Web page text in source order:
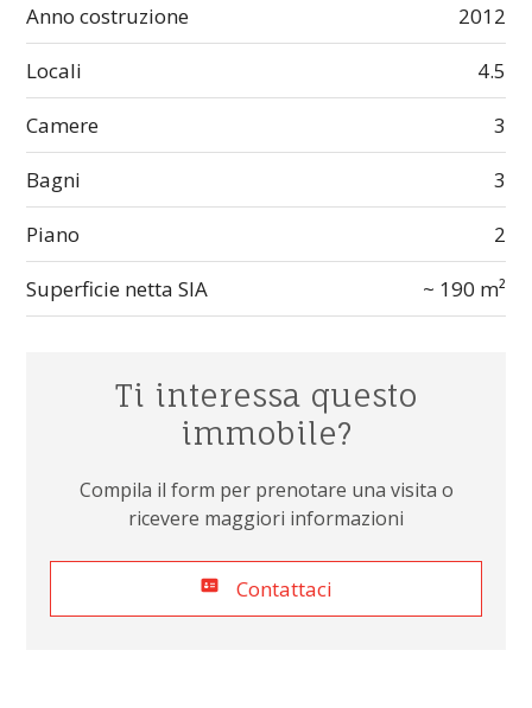
Anno costruzione
2012
Locali
4.5
Camere
3
Bagni
3
Piano
2
Superficie netta SIA
~ 190 m²
Ti interessa questo
immobile?
Compila il form per prenotare una visita o
ricevere maggiori informazioni
Contattaci